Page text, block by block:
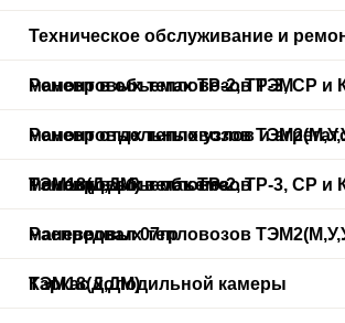
Техническое обслуживание и
маневровых тепловозов ТЭМ
Ремонт в объемах ТР-2, ТР-3, СР и
маневровых тепловозов
ТЭМ18(Д,ДМ) в объеме
Ремонт отдельных узлов и
маневровых тепловозов
Ремонт в объемах ТР-2, ТР-3, СР и
маневровых тепловозов
ТЭМ18(Д,ДМ)
Распредвал 07гр
Каркас холодильной камеры